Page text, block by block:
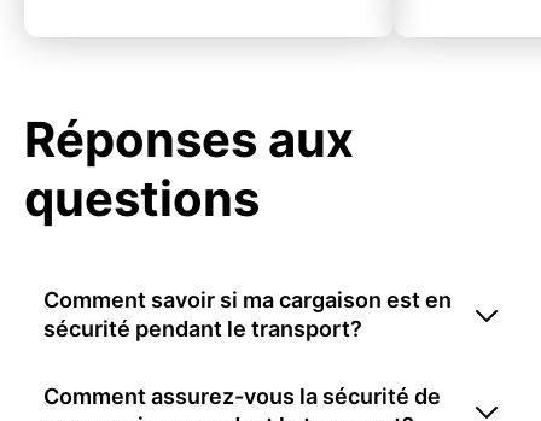
Réponses aux
questions
Comment savoir si ma cargaison est en
sécurité pendant le transport?
Comment assurez-vous la sécurité de